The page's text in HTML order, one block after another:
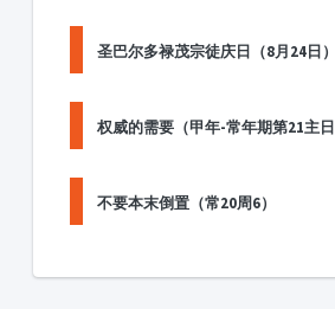
圣巴尔多禄茂宗徒庆日（8月24日）
权威的需要（甲年-常年期第21主日
不要本末倒置（常20周6）